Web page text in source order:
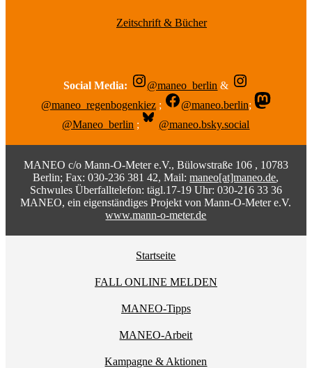
Zeitschrift & Bücher
Social Media: @maneo_berlin &
@maneo_regenbogenkiez ; @maneo.berlin;
@Maneo_berlin ; @maneo.bsky.social
MANEO c/o Mann-O-Meter e.V., Bülowstraße 106 , 10783
Berlin; Fax: 030-236 381 42, Mail:maneo[at]maneo.de,
Schwules Überfalltelefon: tägl.17-19 Uhr: 030-216 33 36
MANEO, ein eigenständiges Projekt von Mann-O-Meter e.V.
www.mann-o-meter.de
Startseite
FALL ONLINE MELDEN
MANEO-Tipps
MANEO-Arbeit
Kampagne & Aktionen